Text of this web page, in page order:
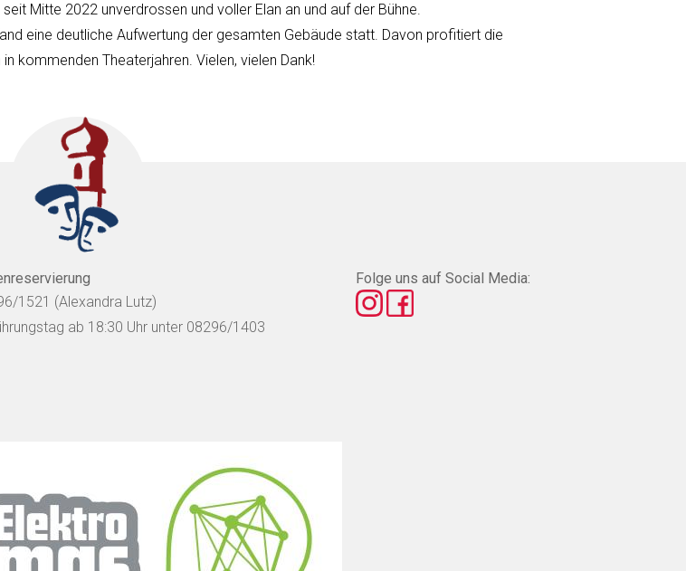
Mitte 2022 unverdrossen und voller Elan an und auf der Bühne.
eine deutliche Aufwertung der gesamten Gebäude statt. Davon profitiert die
kommenden Theaterjahren. Vielen, vielen Dank!
1521 (Alexandra Lutz)
ab 18:30 Uhr unter 08296/1403
Folge uns auf Social Media: